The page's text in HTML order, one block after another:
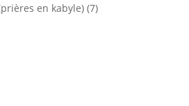
en kabyle)(7)